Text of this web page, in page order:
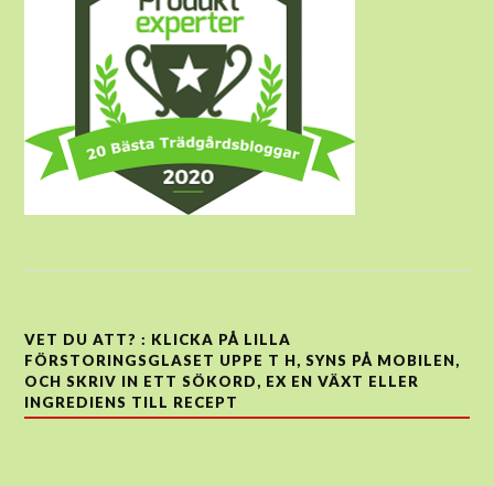
VET DU ATT? : KLICKA PÅ LILLA
FÖRSTORINGSGLASET UPPE T H, SYNS PÅ MOBILEN,
OCH SKRIV IN ETT SÖKORD, EX EN VÄXT ELLER
INGREDIENS TILL RECEPT